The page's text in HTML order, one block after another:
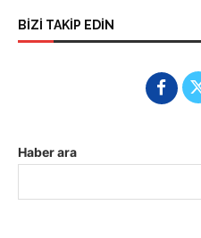
BİZİ TAKİP EDİN
Haber ara